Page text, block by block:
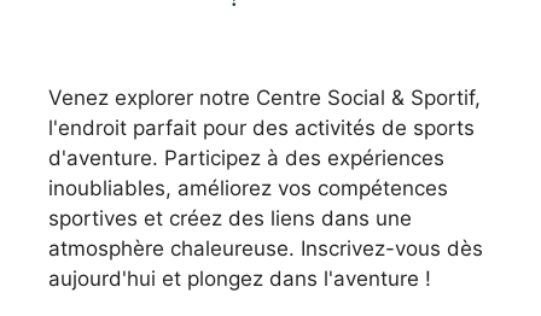
Venez explorer notre Centre Social & Sportif,
l'endroit parfait pour des activités de sports
d'aventure. Participez à des expériences
inoubliables, améliorez vos compétences
sportives et créez des liens dans une
atmosphère chaleureuse. Inscrivez-vous dès
aujourd'hui et plongez dans l'aventure !